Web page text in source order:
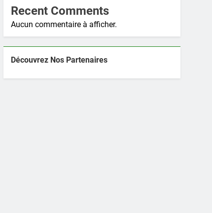
Recent Comments
Aucun commentaire à afficher.
Découvrez Nos Partenaires